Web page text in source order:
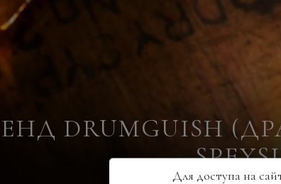
DRUMGUISH
Для доступа на